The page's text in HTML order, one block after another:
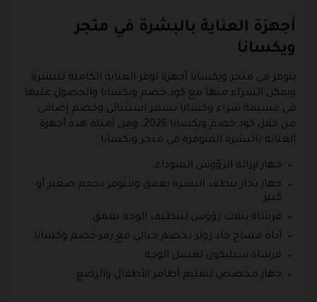
أجهزة العناية بالبشرة في متجر
ويكسانا
يتوفر في متجر ويكسانا أجهزة توفر العناية الكاملة للبشرة
ويمكن الشراء منها مع كود خصم ويكسانا والحصول عليها
في قسيمة شراء وكسانا بسعر استثنائي وخصم إضافي
من خلال كود خصم ويكسانا 2026، ومن أمثلة هذه أجهزة
العناية بالبشرة المتوفرة في متجر ويكسانا:
جهاز لإزالة الرؤوس السوداء.
جهاز بخار ينظف البشرة بعمق ومتوفر بحجم صغير أو
كبير.
فرشاة بثلاث رؤوس لتنظيف الوجه بعمق.
أداة مساج جاد رولر بخصم خيالي مع رمز خصم وكسانا .
فرشاة سيليكون لغسل الوجه.
جهاز مخصص لتقليم أظافر الأطفال والرضع.